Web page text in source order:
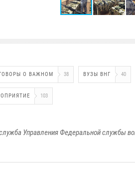
О ВАЖНОМ 38 ВУЗЫ ВНГ 40
103
Управления Федеральной службы